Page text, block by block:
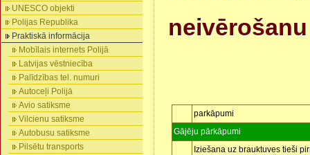
UNESCO objekti
Polijas Republika
Praktiskā informācija
Mobīlais internets Polijā
Latvijas vēstniecība
Palīdzības tel. numuri
Autoceļi Polijā
Avio satiksme
Vilcienu satiksme
Autobusu satiksme
Pilsētu transports
neivērošanu
parkāpumi
Gājēju pārkāpumi
Iziešana uz brauktuves tieši